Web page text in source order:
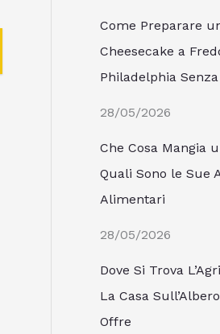
Come Preparare
Cheesecake a
Philadelphia
28/05/2026
Che Cosa Mangia
Quali Sono le Sue
Alimentari
28/05/2026
Dove Si Trova
La Casa
Offre